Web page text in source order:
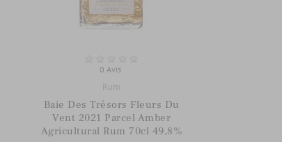
0 Avis
Rum
Baie Des Trésors Fleurs Du
Vent 2021 Parcel Amber
Agricultural Rum 70cl 49,8%